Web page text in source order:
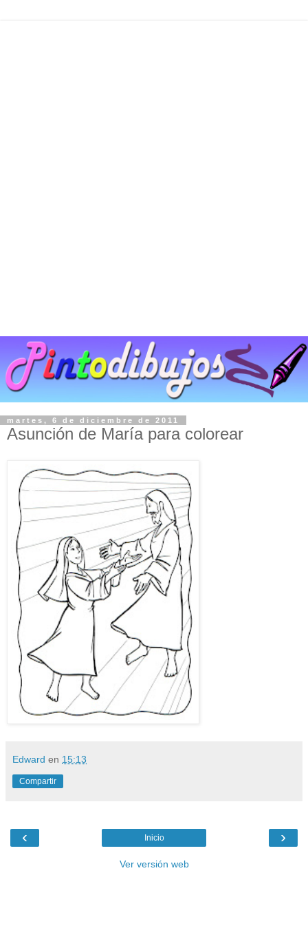
martes, 6 de diciembre de 2011
Asunción de María para colorear
Edward en 15:13
Compartir
‹ ›
Inicio
Ver versión web